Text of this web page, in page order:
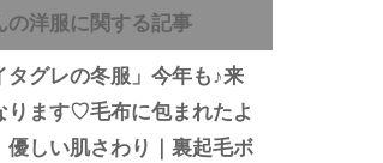
の洋服に関する記事
タグレの冬服」今年も♪来
ります♡毛布に包まれたよ
優しい肌さわり｜裏起毛ボ